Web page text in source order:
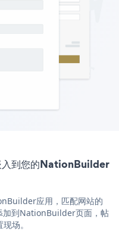
到您的NationBuilder
应用，匹配网站的
加到NationBuilder页面，帖
场。